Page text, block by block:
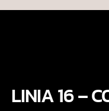
LINIA 16 –